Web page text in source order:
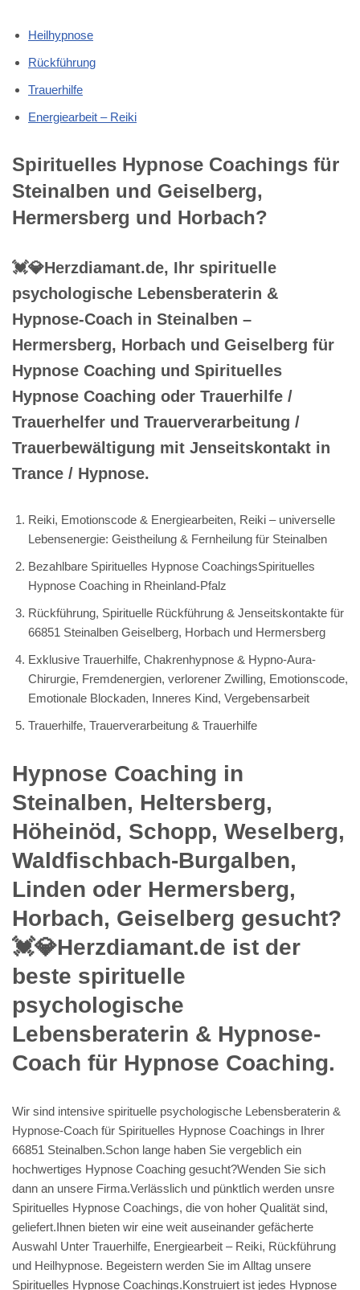
Heilhypnose
Rückführung
Trauerhilfe
Energiearbeit – Reiki
Spirituelles Hypnose Coachings für
Steinalben und Geiselberg,
Hermersberg und Horbach?
💓️💎Herzdiamant.de, Ihr spirituelle
psychologische Lebensberaterin &
Hypnose-Coach in Steinalben –
Hermersberg, Horbach und Geiselberg für
Hypnose Coaching und Spirituelles
Hypnose Coaching oder Trauerhilfe /
Trauerhelfer und Trauerverarbeitung /
Trauerbewältigung mit Jenseitskontakt in
Trance / Hypnose.
Reiki, Emotionscode & Energiearbeiten, Reiki – universelle
Lebensenergie: Geistheilung & Fernheilung für Steinalben
Bezahlbare Spirituelles Hypnose CoachingsSpirituelles
Hypnose Coaching in Rheinland-Pfalz
Rückführung, Spirituelle Rückführung & Jenseitskontakte für
66851 Steinalben Geiselberg, Horbach und Hermersberg
Exklusive Trauerhilfe, Chakrenhypnose & Hypno-Aura-
Chirurgie, Fremdenergien, verlorener Zwilling, Emotionscode,
Emotionale Blockaden, Inneres Kind, Vergebensarbeit
Trauerhilfe, Trauerverarbeitung & Trauerhilfe
Hypnose Coaching in
Steinalben, Heltersberg,
Höheinöd, Schopp, Weselberg,
Waldfischbach-Burgalben,
Linden oder Hermersberg,
Horbach, Geiselberg gesucht?
💓️💎Herzdiamant.de ist der
beste spirituelle
psychologische
Lebensberaterin & Hypnose-
Coach für Hypnose Coaching.
Wir sind intensive spirituelle psychologische Lebensberaterin &
Hypnose-Coach für Spirituelles Hypnose Coachings in Ihrer
66851 Steinalben.Schon lange haben Sie vergeblich ein
hochwertiges Hypnose Coaching gesucht?Wenden Sie sich
dann an unsere Firma.Verlässlich und pünktlich werden unsre
Spirituelles Hypnose Coachings, die von hoher Qualität sind,
geliefert.Ihnen bieten wir eine weit auseinander gefächerte
Auswahl Unter Trauerhilfe, Energiearbeit – Reiki, Rückführung
und Heilhypnose. Begeistern werden Sie im Alltag unsere
Spirituelles Hypnose Coachings.Konstruiert ist jedes Hypnose